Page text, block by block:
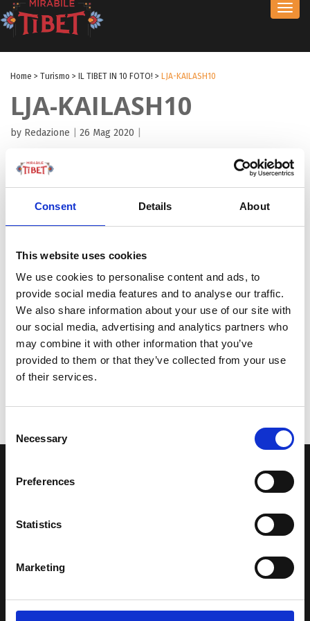
Consent Details About
This website uses cookies
We use cookies to personalise content and ads, to
provide social media features and to analyse our traffic.
We also share information about your use of our site with
our social media, advertising and analytics partners who
may combine it with other information that you’ve
provided to them or that they’ve collected from your use
of their services.
Selection
Necessary
Preferences
Statistics
Marketing
Home > Turismo > IL TIBET IN 10 FOTO! > LJA-KAILASH10
LJA-KAILASH10
by Redazione 26 Mag 2020
LA NOSTRA MISSION
Una comunità di appassionati della cultura tibetana che hanno
avuto modo di viaggiare e conoscere questa meravigliosa regione.
paesaggi e la sua gente è capace di riempire il cuore.